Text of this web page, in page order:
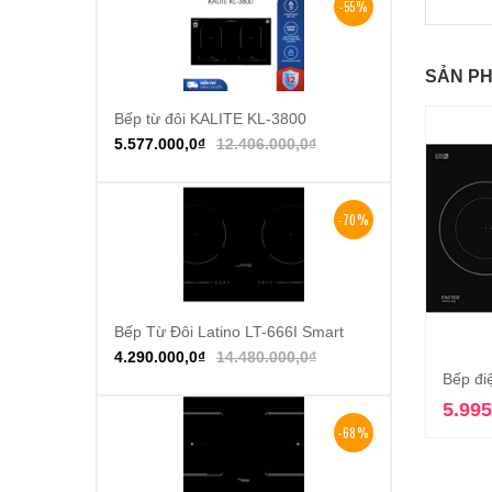
SẢN
Bếp
-55%
Thêm vào giỏ hàng
Bếp từ đôi KALITE KL-3800
12.406.000,0₫
5.577.000,0₫
-70%
Thêm vào giỏ hàng
Bếp Từ Đôi Latino LT-666I Smart
14.480.000,0₫
4.290.000,0₫
-68%